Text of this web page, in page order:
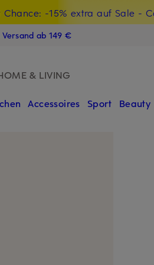
Chance: -15% extra auf Sale -
Willkommensgutschein mit
ab 149 €
& LIVING
Accessoires Sport Beauty